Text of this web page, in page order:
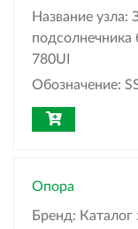
Название узла:
подсолнечника
780UI
Обозначение:
Опора
Бренд: Каталог